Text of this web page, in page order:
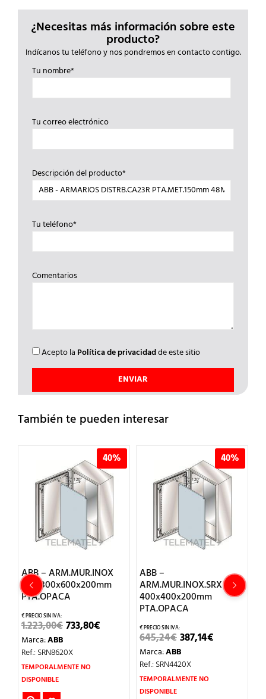
¿Necesitas más información sobre este
producto?
Indícanos tu teléfono y nos pondremos en contacto contigo.
Tu nombre*
Tu correo electrónico
Descripción del producto*
Tu teléfono*
Comentarios
Acepto la Política de privacidadde este sitio
También te pueden interesar
40%
ABB – ARM.MUR.INOX
SRX 800x600x200mm
PTA.OPACA
1.223,00€EL
PRECIO
ERA:
1.223,00€.
733,80€
ACTUAL
733,80€.
Marca:ABB
Ref.: SRN8620X
TEMPORALMENTE NO
DISPONIBLE
40%
ABB –
ARM.MUR.INOX.SRX
400x400x200mm
PTA.OPACA
645,24€EL
PRECIO
ORIGINAL
ERA:
645,24€.
387,14€
Marca:ABB
Ref.: SRN4420X
TEMPORALMENTE NO
DISPONIBLE